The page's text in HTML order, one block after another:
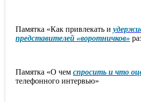
Памятка «Как привлекать и
представителей «воротничков»
Памятка «О чем спросить и что
телефонного интервью»